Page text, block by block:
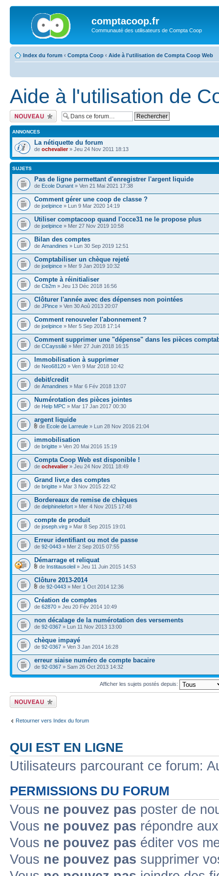
comptacoop.fr
Communauté des utilisateurs de Compta Coop
Index du forum ‹ Compta Coop ‹ Aide à l'utilisation de Compta Coop Web
Aide à l'utilisation de
Ecrire un nouveau
sujet
ANNONCES
La nétiquette du forum
de ochevalier» Jeu 24 Nov 2011 18:13
SUJETS
Pas de ligne permettant d'enregistrer l'argent liquide
de Ecole Dunant » Ven 21 Mai 2021 17:38
Comment gérer une coop de classe ?
de joelpince » Lun 9 Mar 2020 14:19
Utiliser comptacoop quand l'occe31 ne le propose plus
de joelpince » Mer 27 Nov 2019 10:58
Bilan des comptes
de Amandines » Lun 30 Sep 2019 12:51
Comptabiliser un chèque rejeté
de joelpince » Mer 9 Jan 2019 10:32
Compte à réinitialiser
de Cb2m » Jeu 13 Déc 2018 16:56
Clôturer l'année avec des dépenses non pointées
de JPince » Ven 30 Aoû 2013 20:07
Comment renouveler l'abonnement ?
de joelpince » Mer 5 Sep 2018 17:14
Comment supprimer une "dépense" dans les pièces
de CCayssilié » Mer 27 Juin 2018 16:15
Immobilisation à supprimer
de Neo68120 » Ven 9 Mar 2018 10:42
debit/credit
de Amandines » Mar 6 Fév 2018 13:07
Numérotation des pièces jointes
de Help MPC » Mar 17 Jan 2017 00:30
argent liquide
de Ecole de Larreule » Lun 28 Nov 2016 21:04
immobilisation
de brigitte » Ven 20 Mai 2016 15:19
Compta Coop Web est disponible !
de ochevalier» Jeu 24 Nov 2011 18:49
Grand livr,e des comptes
de brigitte » Mar 3 Nov 2015 22:42
Bordereaux de remise de chèques
de delphinelefort » Mer 4 Nov 2015 17:48
compte de produit
de joseph.virg » Mar 8 Sep 2015 19:01
Erreur identifiant ou mot de passe
de 92-0443 » Mer 2 Sep 2015 07:55
Démarrage et reliquat
de Institausoleil » Jeu 11 Juin 2015 14:53
Clôture 2013-2014
de 92-0443 » Mer 1 Oct 2014 12:36
Création de comptes
de 62870 » Jeu 20 Fév 2014 10:49
non décalage de la numérotation des versements
de 92-0367 » Lun 11 Nov 2013 13:00
chèque impayé
de 92-0367 » Ven 3 Jan 2014 16:28
erreur siaise numéro de compte bacaire
de 92-0367 » Sam 26 Oct 2013 14:32
Afficher les sujets postés depuis:
Ecrire un nouveau
sujet
Retourner vers Index du forum
QUI EST EN LIGNE
Utilisateurs parcourant ce forum:
PERMISSIONS DU FORUM
Vous ne pouvez pas poster de
Vous ne pouvez pas répondre
Vous ne pouvez pas éditer vos
Vous ne pouvez pas supprimer